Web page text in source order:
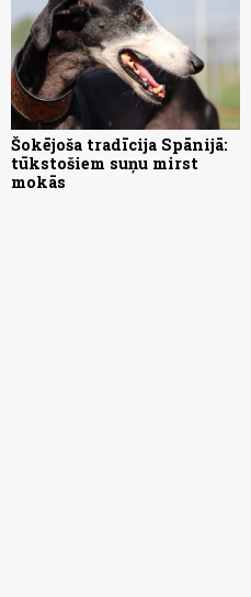
Šokējoša tradīcija Spānijā:
tūkstošiem suņu mirst
mokās